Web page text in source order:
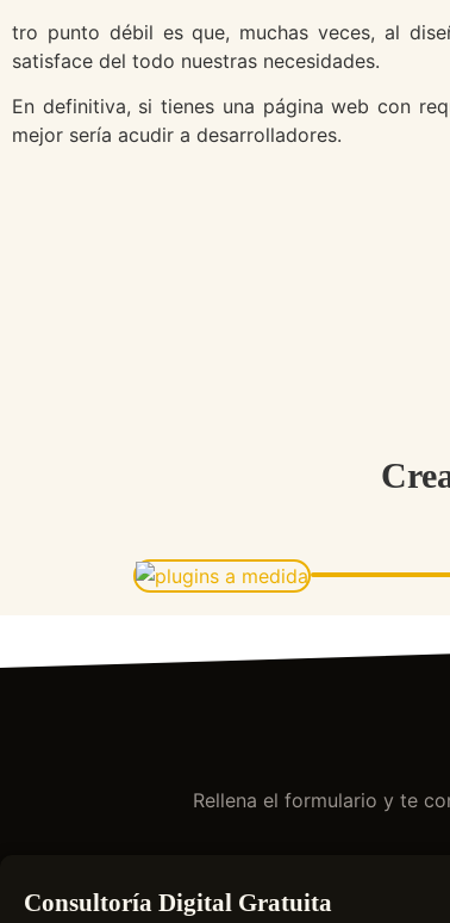
tro punto débil es que, muchas veces, al
satisface del todo nuestras necesidades.
En definitiva, si tienes una página web con
mejor sería acudir a desarrolladores.
Rellena el formulario y te
Consultoría Digital Gratuita